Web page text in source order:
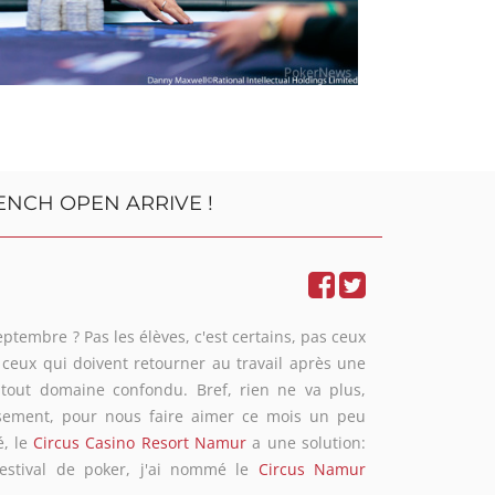
: pokerone
OPEN ARRIVE !
? Pas les élèves, c'est certains, pas ceux
qui doivent retourner au travail après une
domaine confondu. Bref, rien ne va plus,
pour nous faire aimer ce mois un peu
le Circus Casino Resort Namur a une solution:
de poker, j'ai nommé le Circus Namur